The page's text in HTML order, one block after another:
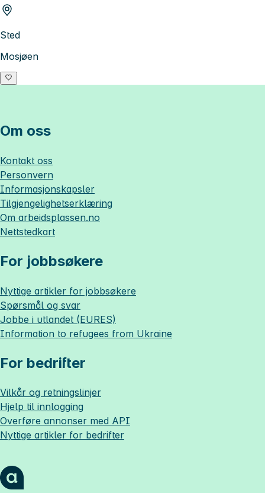
Sted
Mosjøen
Om oss
Kontakt oss
Personvern
Informasjonskapsler
Tilgjengelighetserklæring
Om arbeidsplassen.no
Nettstedkart
For jobbsøkere
Nyttige artikler for jobbsøkere
Spørsmål og svar
Jobbe i utlandet (EURES)
Information to refugees from Ukraine
For bedrifter
Vilkår og retningslinjer
Hjelp til innlogging
Overføre annonser med API
Nyttige artikler for bedrifter